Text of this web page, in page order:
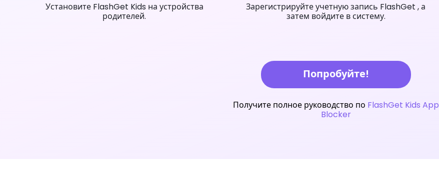
Установите FlashGet Kids на устройства
родителей.
Зарегистрируйте учетную запись FlashGet , а
затем войдите в систему.
Попробуйте!
Получите полное руководство по FlashGet Kids App
Blocker